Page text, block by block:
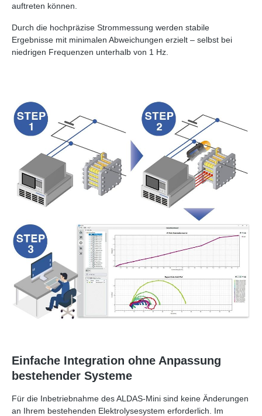
auftreten können.
Durch die hochpräzise Strommessung werden stabile
Ergebnisse mit minimalen Abweichungen erzielt – selbst bei
niedrigen Frequenzen unterhalb von 1 Hz.
Einfache Integration ohne Anpassung
bestehender Systeme
Für die Inbetriebnahme des ALDAS‑Mini sind keine Änderungen
an Ihrem bestehenden Elektrolysesystem erforderlich. Im